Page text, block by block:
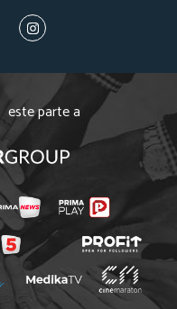
este parte a